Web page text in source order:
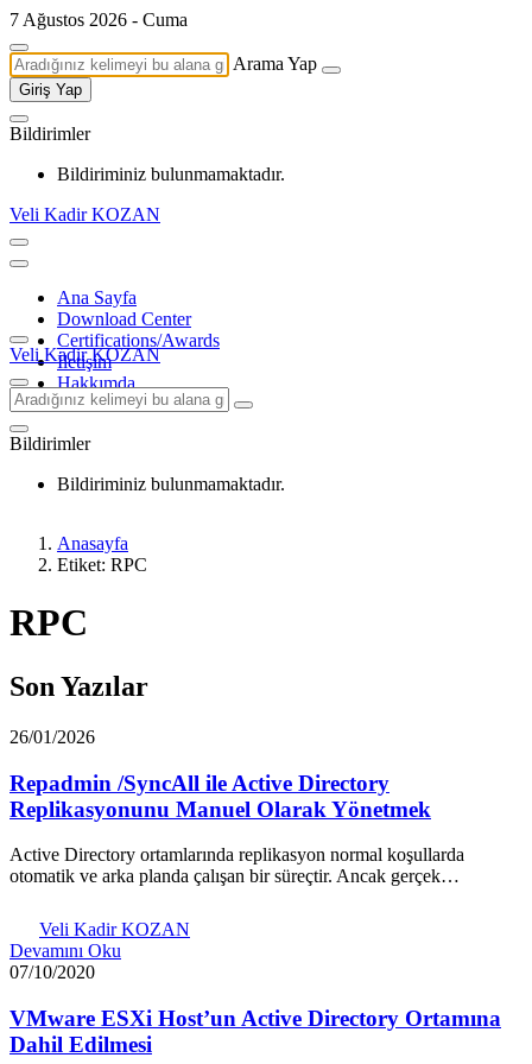
7 Ağustos 2026 - Cuma
Arama Yap
Giriş Yap
Bildirimler
Bildiriminiz bulunmamaktadır.
Veli Kadir KOZAN
Ana Sayfa
Download Center
Certifications/Awards
İletişim
Hakkımda
Veli Kadir KOZAN
Bildirimler
Bildiriminiz bulunmamaktadır.
Anasayfa
Etiket: RPC
RPC
Son Yazılar
26/01/2026
Repadmin /SyncAll ile Active Directory
Replikasyonunu Manuel Olarak Yönetmek
Active Directory ortamlarında replikasyon normal koşullarda
otomatik ve arka planda çalışan bir süreçtir. Ancak gerçek…
Veli Kadir KOZAN
Devamını Oku
07/10/2020
VMware ESXi Host’un Active Directory Ortamına
Dahil Edilmesi